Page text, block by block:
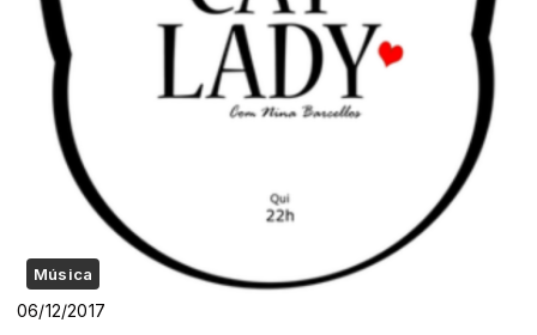
Música
06/12/2017